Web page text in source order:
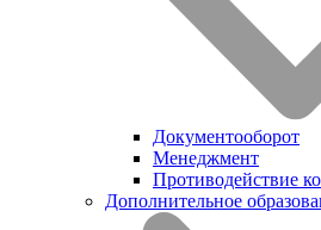
Документооборот
Менеджмент
Противодействие
Дополнительное